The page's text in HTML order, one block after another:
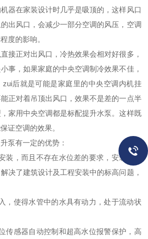
器在家装设计时几乎是吸顶的，这样风口
出风口，会减少一部分空调的风压，空调
度的影响。
接正对出风口，冷热效果会相对好很多，
事，如果家庭的中央空调制冷效果不佳，
后就是可能是家庭里的中央空调内机挂
正对着吊顶出风口，效果不是差的一点半
家用中央空调都是标配提升水泵。这样既
证空调的效果。
泵有一定的优势：
装，而且不存在水位差的要求，安装高度
决了建筑设计及工程安装中的标高问题，
，使得水管中的水具有动力，处于流动状
传感器自动控制和超高水位报警保护，高